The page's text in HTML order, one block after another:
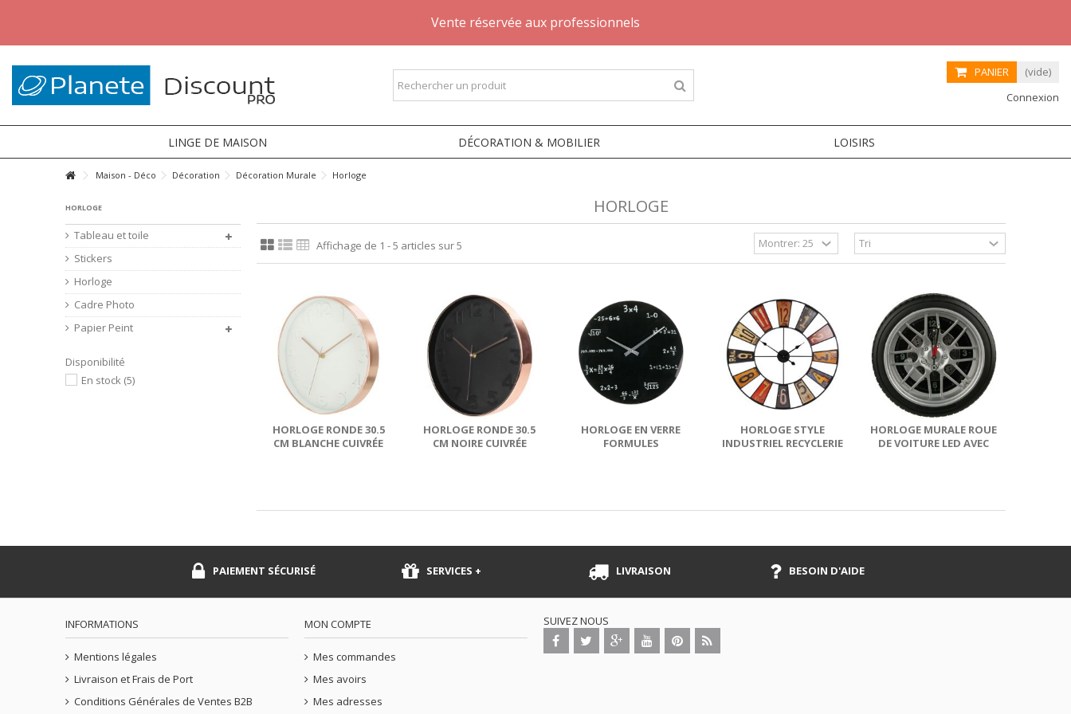
Vente réservée aux professionnels
PANIER
(vide)
Connexion
LINGE DE MAISON DÉCORATION & MOBILIER LOISIRS
Maison - Déco Décoration Décoration Murale Horloge
HORLOGE
Affichage de 1 - 5 articles sur 5
HORLOGE RONDE 30.5
CM BLANCHE CUIVRÉE
HORLOGE RONDE 30.5
CM NOIRE CUIVRÉE
HORLOGE EN VERRE
FORMULES
HORLOGE STYLE
INDUSTRIEL RECYCLERIE
HORLOGE MURALE ROUE
DE VOITURE LED AVEC
HORLOGE
Tableau et toile
Stickers
Horloge
Cadre Photo
Papier Peint
Disponibilité
En stock (5)
PAIEMENT SÉCURISÉ SERVICES + LIVRAISON BESOIN D'AIDE
INFORMATIONS
Mentions légales
Livraison et Frais de Port
Conditions Générales de Ventes B2B
MON COMPTE
Mes commandes
Mes avoirs
Mes adresses
SUIVEZ NOUS